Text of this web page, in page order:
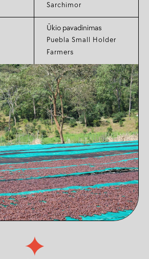
Sarchimor
Ūkio pavadinimas
Puebla Small Holder
Farmers